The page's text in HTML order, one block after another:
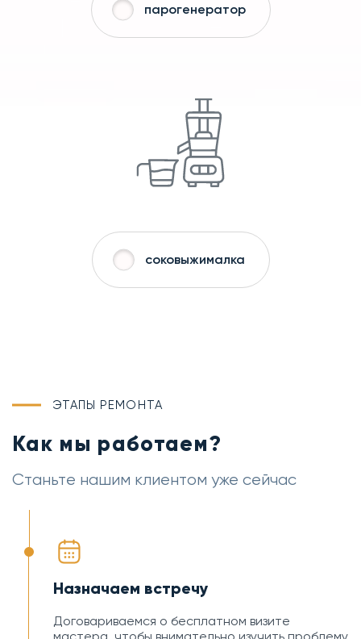
парогенератор
соковыжималка
ЭТАПЫ РЕМОНТА
Как мы работаем?
Станьте нашим клиентом уже сейчас
Назначаем встречу
Договариваемся о бесплатном визите